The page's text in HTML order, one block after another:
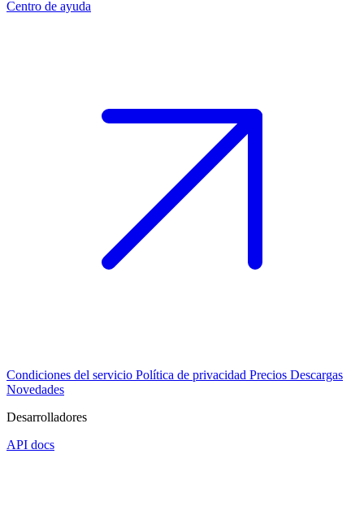
Centro de ayuda
Condiciones del servicio Política de privacidad Precios Descargas
Novedades
Desarrolladores
API docs